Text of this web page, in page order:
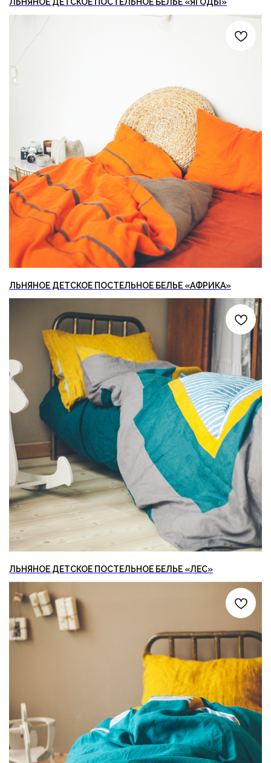
ЛЬНЯНОЕ ДЕТСКОЕ ПОСТЕЛЬНОЕ БЕЛЬЕ «АФРИКА»
ЛЬНЯНОЕ ДЕТСКОЕ ПОСТЕЛЬНОЕ БЕЛЬЕ «ЛЕС»
ФОТОГАЛЕРЕЯ ДЛЯ
ВАШЕГО ВДОХНОВЕНИЯ